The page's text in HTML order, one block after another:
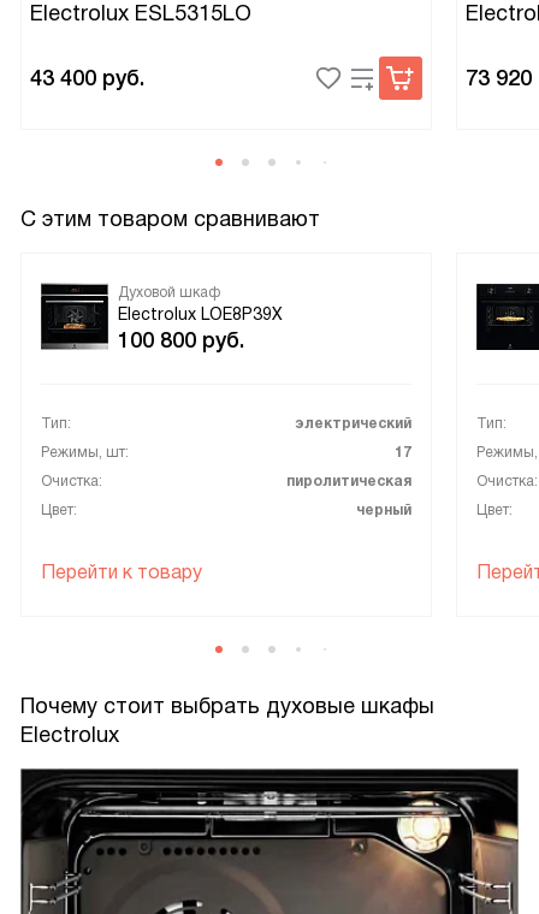
Electrolux ESL5315LO
43 400 руб. 73 920
С этим товаром сравнивают
Духовой шкаф
Electrolux LOE8P39X
100 800 руб.
Тип:
электрический
Режимы, шт:
17
Очистка:
пиролитическая
Цвет:
черный
Перейти к товару
Тип:
Очистка:
Цвет:
Почему стоит выбрать духовые шкафы
Electrolux